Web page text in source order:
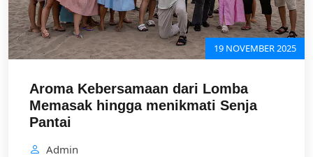
19 NOVEMBER 2025
Aroma Kebersamaan dari Lomba
Memasak hingga menikmati Senja
Pantai
Admin